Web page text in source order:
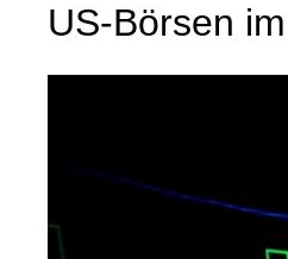
US-Börsen